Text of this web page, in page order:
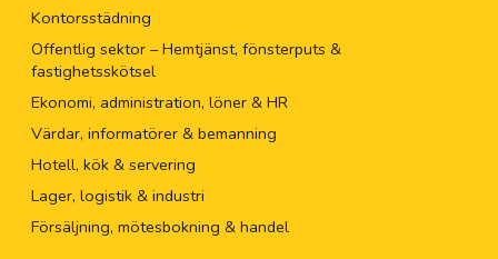
Kontorsstädning
Offentlig sektor – Hemtjänst, fönsterputs &
fastighetsskötsel
Ekonomi, administration, löner & HR
Värdar, informatörer & bemanning
Hotell, kök & servering
Lager, logistik & industri
Försäljning, mötesbokning & handel